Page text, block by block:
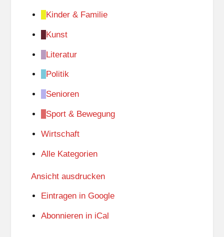
Kinder & Familie
Kunst
Literatur
Politik
Senioren
Sport & Bewegung
Wirtschaft
Alle Kategorien
Ansicht ausdrucken
Eintragen in Google
Abonnieren in iCal